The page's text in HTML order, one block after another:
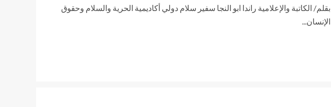
بقلم/ الكاتبة والإعلامية راندا ابو النجا سفير سلام دولي أكاديمية الحرية والسلام وحقوق
الإنسان...